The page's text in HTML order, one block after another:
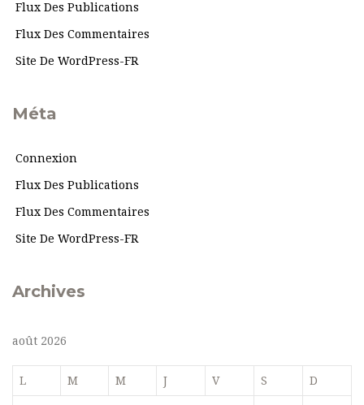
Flux Des Publications
Flux Des Commentaires
Site De WordPress-FR
Méta
Connexion
Flux Des Publications
Flux Des Commentaires
Site De WordPress-FR
Archives
août 2026
L M M J V S D